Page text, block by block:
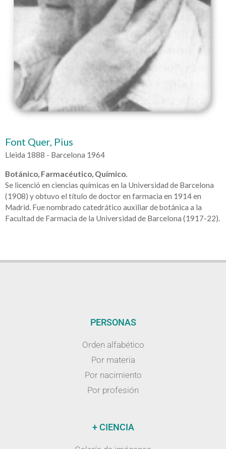
Font Quer, Pius
Lleida 1888 - Barcelona 1964
Botánico, Farmacéutico, Químico.
Se licenció en ciencias químicas en la Universidad de Barcelona
(1908) y obtuvo el título de doctor en farmacia en 1914 en
Madrid. Fue nombrado catedrático auxiliar de botánica a la
Facultad de Farmacia de la Universidad de Barcelona (1917-22).
PERSONAS
Orden alfabético
Por materia
Por nacimiento
Por profesión
+ CIENCIA